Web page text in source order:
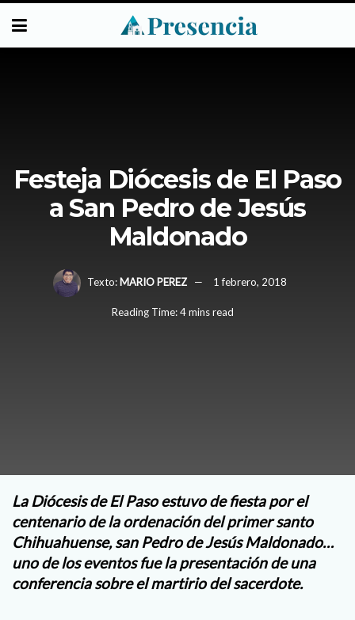
Festeja Diócesis de El Paso
a San Pedro de Jesús
Maldonado
Texto: MARIO PEREZ 1 febrero, 2018
Reading Time: 4 mins read
La Diócesis de El Paso estuvo de fiesta por el
centenario de la ordenación del primer santo
Chihuahuense, san Pedro de Jesús Maldonado…
uno de los eventos fue la presentación de una
conferencia sobre el martirio del sacerdote.